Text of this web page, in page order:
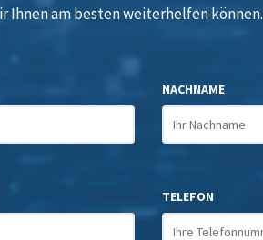
Ihnen am besten weiterhelfen können.
NACHNAME
TELEFON